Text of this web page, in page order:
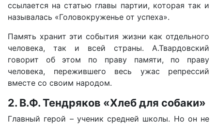
ссылается на статью главы партии, которая так и
называлась «Головокруженье от успеха».
Память хранит эти события жизни как отдельного
человека, так и всей страны. А.Твардовский
говорит об этом по праву памяти, по праву
человека, пережившего весь ужас репрессий
вместе со своим народом.
2. В.Ф. Тендряков «Хлеб для собаки»
Главный герой – ученик средней школы. Но он не